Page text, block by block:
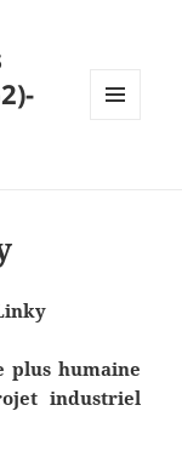
plus humaine
industriel